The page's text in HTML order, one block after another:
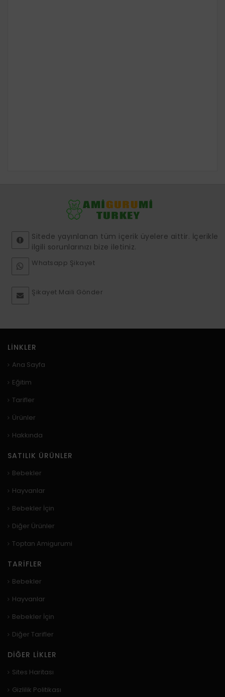
Sitede yayınlanan tüm içerik üyelere aittir. İçerikle
ilgili sorunlarınızı bize iletiniz.
Whatsapp Şikayet
Şikayet Maili Gönder
LINKLER
Ana Sayfa
Eğitim
Tarifler
Ürünler
Hakkında
SATILIK ÜRÜNLER
Bebekler
Hayvanlar
Bebekler İçin
Diğer Ürünler
Toptan Amigurumi
TARIFLER
Bebekler
Hayvanlar
Bebekler İçin
Diğer Tarifler
DIĞER LIKLER
Sites Haritası
Gizlilik Politikası